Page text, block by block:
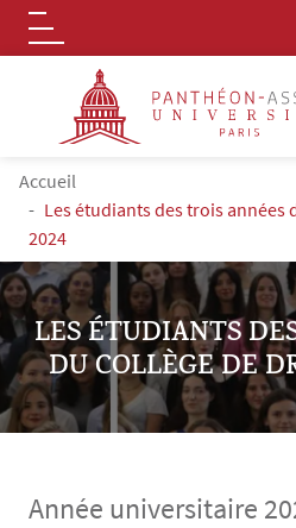
Aller au contenu principal
Logo
FIL D'ARIANE
Accueil
Les étudiants des trois années
2024
LES ÉTUDIANTS
DU COLLÈGE DE
Année universitaire